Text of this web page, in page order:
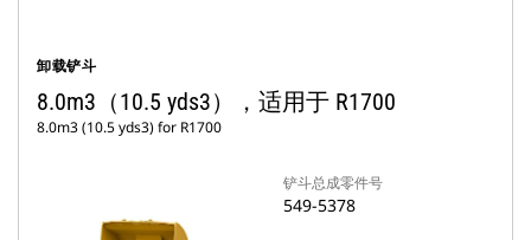
卸载铲斗
8.0m3（10.5 yds3），适用于 R1700
8.0m3 (10.5 yds3) for R1700
铲斗总成零件号
549-5378